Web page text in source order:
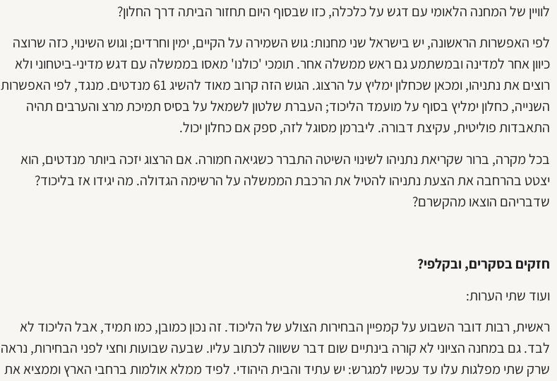
לוויין של המחנה הלאומי עם דגש על כלכלה, כזו שבסוף היום תחזור הביתה דרך החלון?
לפי האפשרות הראשונה, יש בישראל שני מחנות: גוש השמירה על הקיים, ימין וחרדים; וגוש השינוי, כזה שרוצה
כיוון אחר למדינה ובמשתמע גם ראש ממשלה אחר. תומכי 'כולנו' מאסו בממשלה עם דגש מדיני-ביטחוני ולא
רוצים את נתניהו, ומכאן שכחלון ימליץ על הרצוג. הגוש הזה קרוב מאוד להשיג 61 מנדטים. מנגד, לפי האפשרות
השנייה, כחלון ימליץ בסוף על מועמד הליכוד; העברת שלטון לשמאל על בסיס תמיכת מרצ והערבים תהיה
התאבדות פוליטית, עקיצת דבורה. ליברמן מסוגל לזה, ספק אם כחלון יכול.
בכל מקרה, ברור שקריאת נתניהו לשינוי השיטה התברר כשגיאה חמורה. אם הרצוג יזכה ביותר מנדטים, הוא
יצטט בהרחבה את הצעת נתניהו להטיל את הרכבת הממשלה על הרשימה הגדולה. מה יגידו אז בליכוד?
שדבריהם הוצאו מהקשרם?
חזקים בסקרים, ובקלפי?
ועוד שתי הערות:
ראשית, רבות דובר השבוע על קמפיין הבחירות הצולע של הליכוד. זה נכון כמובן, כמו תמיד, אבל הליכוד לא
לבד. גם במחנה הציוני לא קורה בינתיים שום דבר ששווה לכתוב עליו. שבעה שבועות וחצי לפני הבחירות, נראה
שרק שתי מפלגות עלו עד עכשיו למגרש: יש עתיד והבית היהודי. לפיד ממלא אולמות ברחבי הארץ וממציא את